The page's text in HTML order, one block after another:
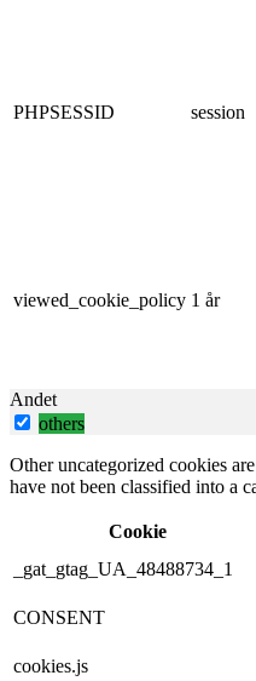
PHPSESSID session
viewed_cookie_policy 1 år
Andet
others
Other uncategorized cookies
have not been classified into a
Cookie
_gat_gtag_UA_48488734_1
CONSENT
cookies.js